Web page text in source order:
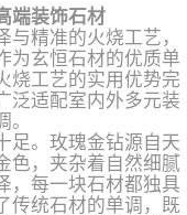
端装饰石材
精准的火烧工艺，
为玄恒石材的优质单
烧工艺的实用优势完
泛适配室内外多元装
足。玫瑰金钻源自天
色，夹杂着自然细腻
，每一块石材都独具
传统石材的单调，既